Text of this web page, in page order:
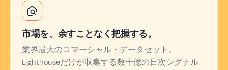
市場を、余すことなく把握する。
業界最大のコマーシャル・データセット。
Lighthouseだけが収集する数十億の日次シグナル